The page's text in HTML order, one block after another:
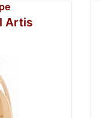
Artis